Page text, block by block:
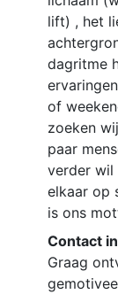
lift) , het
dagritme
of
zoeken
paar
verder wil
elkaar op
is ons
Contact
Graag